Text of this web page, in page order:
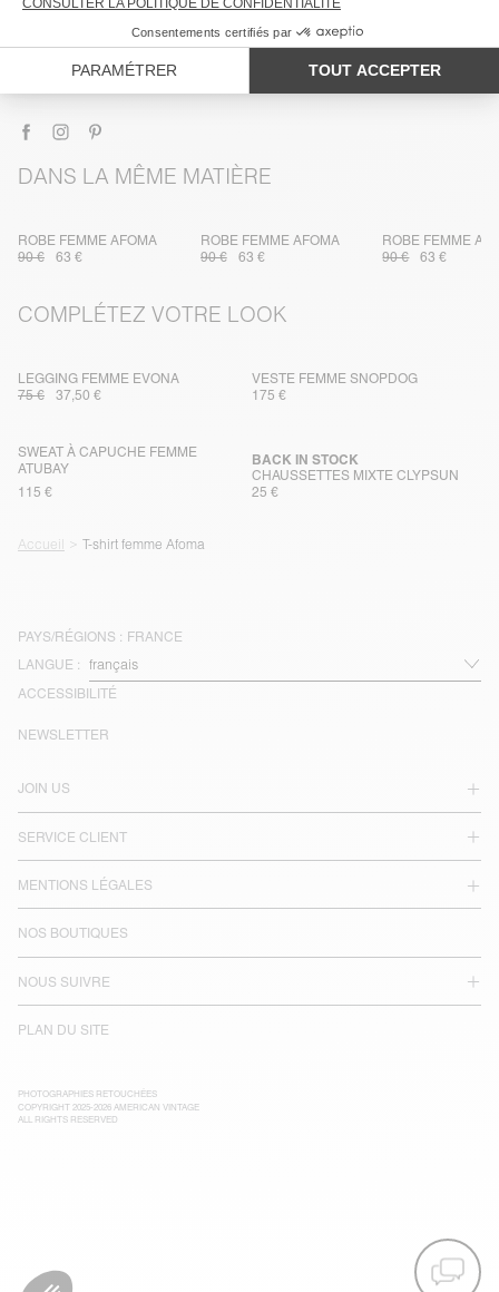
ENTRETIEN
TRAÇABILITÉ
LIVRAISON ET RETOURS
DANS LA MÊME MATIÈRE
ROBE FEMME AFOMA
90 €
63 €
ROBE FEMME AFOMA
90 €
63 €
ROBE FEMME
90 €
63 €
COMPLÉTEZ VOTRE LOOK
LEGGING FEMME EVONA
75 €
37,50 €
VESTE FEMME SNOPDOG
175 €
SWEAT À CAPUCHE FEMME
ATUBAY
115 €
CHAUSSETTES MIXTE CLYPSUN
BACK IN STOCK
25 €
Accueil T-shirt femme Afoma
PAYS/RÉGIONS : FRANCE
LANGUE :
ACCESSIBILITÉ
JOIN US
SERVICE CLIENT
MENTIONS LÉGALES
NOS BOUTIQUES
NOUS SUIVRE
PLAN DU SITE
NEWSLETTER
PHOTOGRAPHIES RETOUCHÉES
COPYRIGHT 2025-2026 AMERICAN VINTAGE
ALL RIGHTS RESERVED